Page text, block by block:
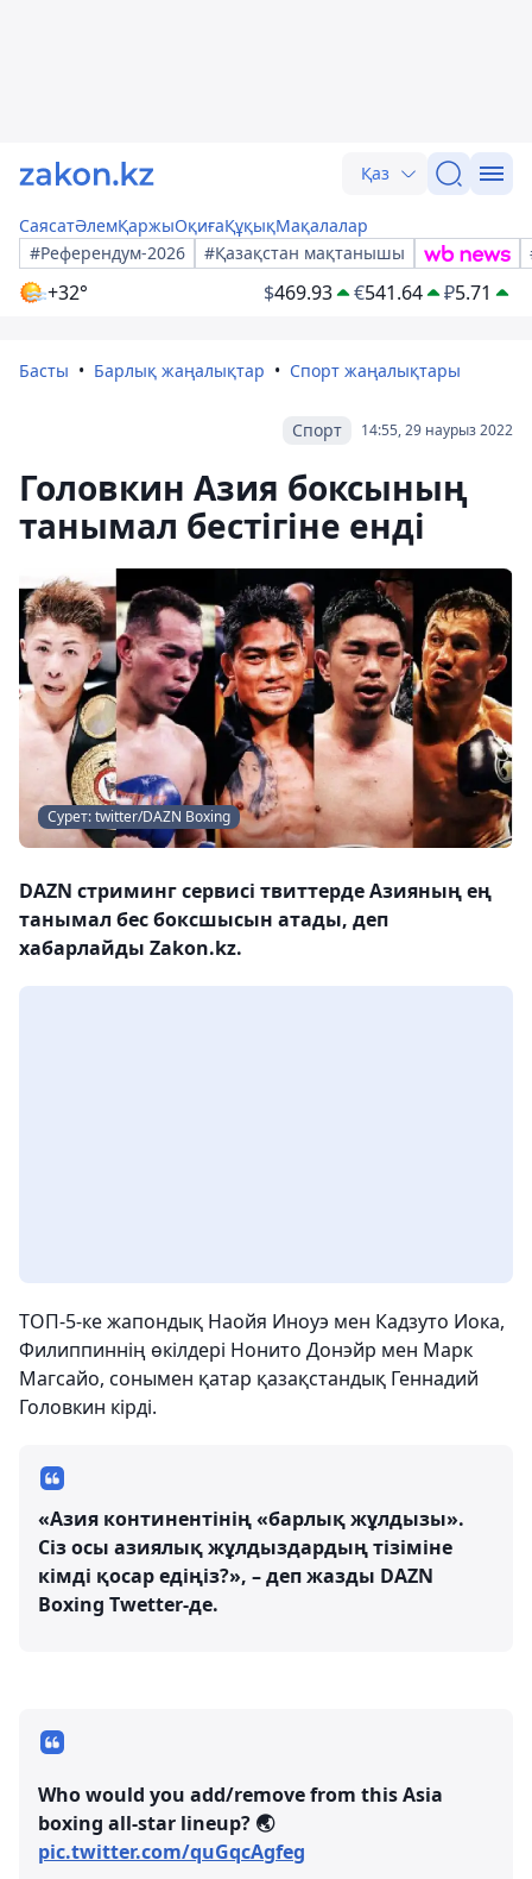
Қаз
СаясатӘлемҚаржыОқиғаҚұқықМақалалар
#Референдум-2026
#Қазақстан мақтанышы
+32° $469.93 €541.64 ₽5.71
Басты Барлық жаңалықтар Спорт жаңалықтары
14:55, 29 наурыз 2022
Спорт
Головкин Азия боксының
танымал бестігіне енді
Сурет: twitter/DAZN Boxing
DAZN стриминг сервисі твиттерде Азияның ең
танымал бес боксшысын атады, деп
хабарлайды Zakon.kz.
ТОП-5-ке жапондық Наойя Иноуэ мен Кадзуто Иока,
Филиппиннің өкілдері Нонито Донэйр мен Марк
Магсайо, сонымен қатар қазақстандық Геннадий
Головкин кірді.
«Азия континентінің «барлық жұлдызы».
Сіз осы азиялық жұлдыздардың тізіміне
кімді қосар едіңіз?», – деп жазды DAZN
Boxing Twetter-де.
Who would you add/remove from this Asia
boxing all-star lineup? 🌏
pic.twitter.com/quGqcAgfeg